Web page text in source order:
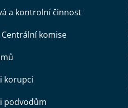
a kontrolní činnost
Centrální komise
korupci
podvodům